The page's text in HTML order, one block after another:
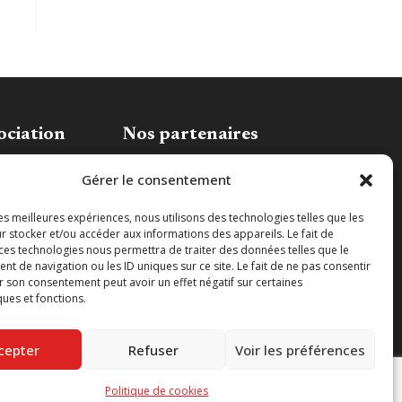
Gérer le consentement
meilleures expériences, nous utilisons des technologies telles que les
stocker et/ou accéder aux informations des appareils. Le fait de
technologies nous permettra de traiter des données telles que le
de navigation ou les ID uniques sur ce site. Le fait de ne pas consentir
son consentement peut avoir un effet négatif sur certaines
et fonctions.
Refuser Voir les préférences
Politique de cookies
Nos partenaires